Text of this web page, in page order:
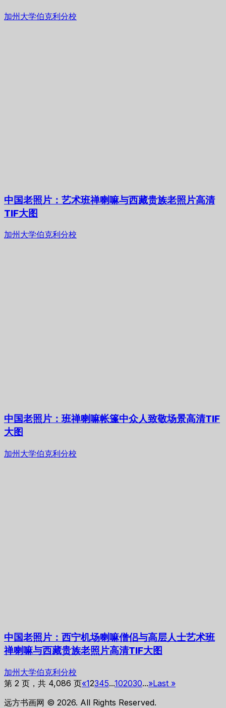
加州大学伯克利分校
中国老照片：艺术班禅喇嘛与西藏贵族老照片高清
TIF大图
加州大学伯克利分校
中国老照片：班禅喇嘛帐篷中众人致敬场景高清TIF
大图
加州大学伯克利分校
中国老照片：西宁机场喇嘛僧侣与高层人士艺术班
禅喇嘛与西藏贵族老照片高清TIF大图
加州大学伯克利分校
第 2 页，共 4,086 页«12345...102030...»Last »
远方书画网 © 2026. All Rights Reserved.